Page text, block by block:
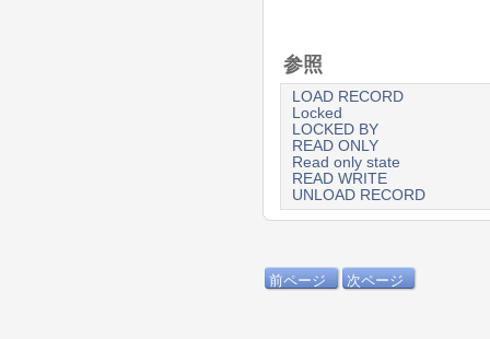
参照
LOAD RECORD
Locked
LOCKED BY
READ ONLY
Read only state
READ WRITE
UNLOAD RECORD
前ページ 次ページ